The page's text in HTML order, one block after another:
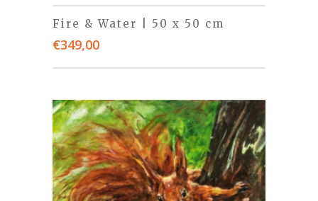
Fire & Water | 50 x 50 cm
€349,00